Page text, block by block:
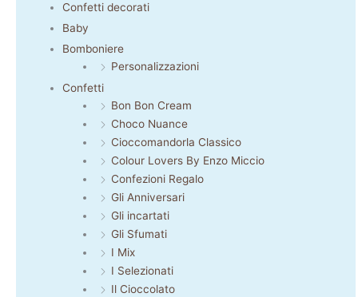
Confetti decorati
Baby
Bomboniere
Personalizzazioni
Confetti
Bon Bon Cream
Choco Nuance
Cioccomandorla Classico
Colour Lovers By Enzo Miccio
Confezioni Regalo
Gli Anniversari
Gli incartati
Gli Sfumati
I Mix
I Selezionati
Il Cioccolato